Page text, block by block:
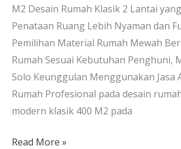
M2 Desain Rumah Klasik 2 Lantai
Penataan Ruang Lebih Nyaman dan
Pemilihan Material Rumah Mewah
Rumah Sesuai Kebutuhan Penghuni,
Solo Keunggulan Menggunakan Jasa
Rumah Profesional pada desain
modern klasik 400 M2 pada
Read More »